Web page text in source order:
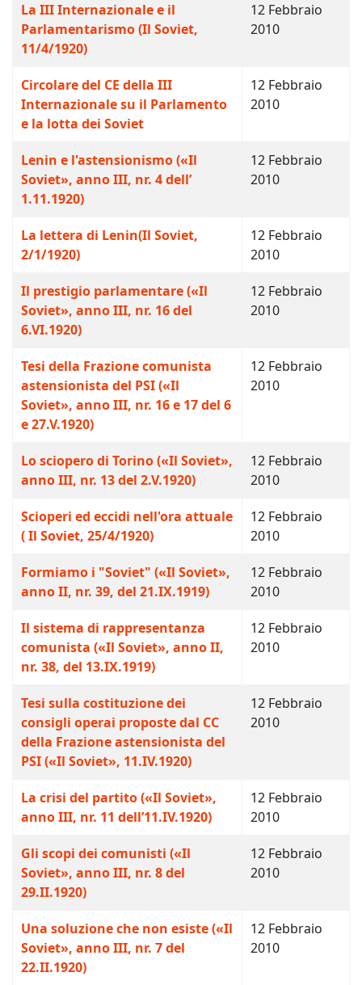
La III Internazionale e il
Parlamentarismo (Il Soviet,
11/4/1920)
12 Febbraio
2010
Circolare del CE della III
Internazionale su il Parlamento
e la lotta dei Soviet
12 Febbraio
2010
Lenin e l'astensionismo («Il
Soviet», anno III, nr. 4 dell’
1.11.1920)
12 Febbraio
2010
La lettera di Lenin(Il Soviet,
2/1/1920)
12 Febbraio
2010
Il prestigio parlamentare («Il
Soviet», anno III, nr. 16 del
6.VI.1920)
12 Febbraio
2010
Tesi della Frazione comunista
astensionista del PSI («Il
Soviet», anno III, nr. 16 e 17 del 6
e 27.V.1920)
12 Febbraio
2010
Lo sciopero di Torino («Il Soviet»,
anno III, nr. 13 del 2.V.1920)
12 Febbraio
2010
Scioperi ed eccidi nell'ora attuale
( Il Soviet, 25/4/1920)
12 Febbraio
2010
Formiamo i "Soviet" («Il Soviet»,
anno II, nr. 39, del 21.IX.1919)
12 Febbraio
2010
Il sistema di rappresentanza
comunista («Il Soviet», anno II,
nr. 38, del 13.IX.1919)
12 Febbraio
2010
Tesi sulla costituzione dei
consigli operai proposte dal CC
della Frazione astensionista del
PSI («Il Soviet», 11.IV.1920)
12 Febbraio
2010
La crisi del partito («Il Soviet»,
anno III, nr. 11 dell’11.IV.1920)
12 Febbraio
2010
Gli scopi dei comunisti («Il
Soviet», anno III, nr. 8 del
29.II.1920)
12 Febbraio
2010
Una soluzione che non esiste («Il
Soviet», anno III, nr. 7 del
22.II.1920)
12 Febbraio
2010